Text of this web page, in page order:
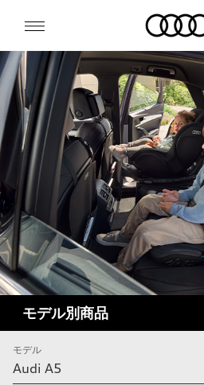
モデル別商品
モデル